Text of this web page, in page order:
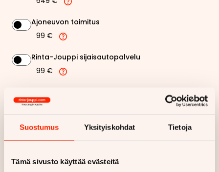
Suostumus Yksityiskohdat Tietoja
Tämä sivusto käyttää evästeitä
Ajoneuvon toimitus
99 €
Rinta-Jouppi sijaisautopalvelu
99 €
Kuukausierä 337 €
Näytä hintaerittely